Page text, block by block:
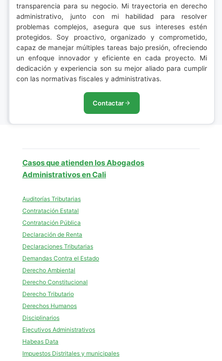
transparencia para su negocio. Mi trayectoria en derecho
administrativo, junto con mi habilidad para resolver
problemas complejos, asegura que sus intereses estén
protegidos. Soy proactivo, organizado y comprometido,
capaz de manejar múltiples tareas bajo presión, ofreciendo
un enfoque innovador y eficiente en cada proyecto. Mi
dedicación y experiencia son su mejor aliado para cumplir
con las normativas fiscales y administrativas.
Contactar
Casos que atienden los Abogados
Administrativos en Cali
Auditorías Tributarias
Contratación Estatal
Contratación Pública
Declaración de Renta
Declaraciones Tributarias
Demandas Contra el Estado
Derecho Ambiental
Derecho Constitucional
Derecho Tributario
Derechos Humanos
Disciplinarios
Ejecutivos Administrativos
Habeas Data
Impuestos Distritales y municipales